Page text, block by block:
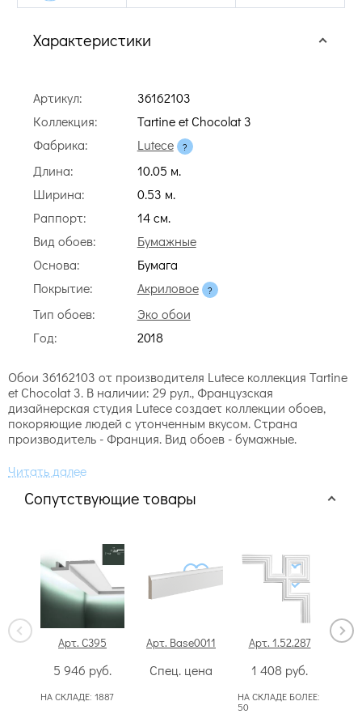
Характеристики
Артикул:
36162103
Коллекция:
Tartine et Chocolat 3
Фабрика:
Lutece
Длина:
10.05 м.
Ширина:
0.53 м.
Раппорт:
14 cм.
Вид обоев:
Бумажные
Основа:
Бумага
Покрытие:
Акриловое
Тип обоев:
Эко обои
Год:
2018
Обои 36162103 от производителя Lutece коллекция Tartine
et Chocolat 3. В наличии: 29 рул., Французская
дизайнерская студия Lutece создает коллекции обоев,
покоряющие людей с утонченным вкусом. Страна
производитель - Франция. Вид обоев - бумажные.
Сопутствующие товары
Арт. C395
5 946 руб.
НА СКЛАДЕ: 1887
Арт. Base0011
Спец. цена
Арт. 1.52.287
1 408 руб.
НА СКЛАДЕ БОЛЕЕ:
50